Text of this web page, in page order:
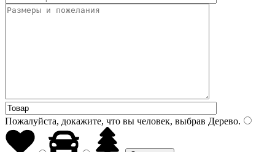
Пожалуйста, докажите, что вы человек, выбрав Дерево.